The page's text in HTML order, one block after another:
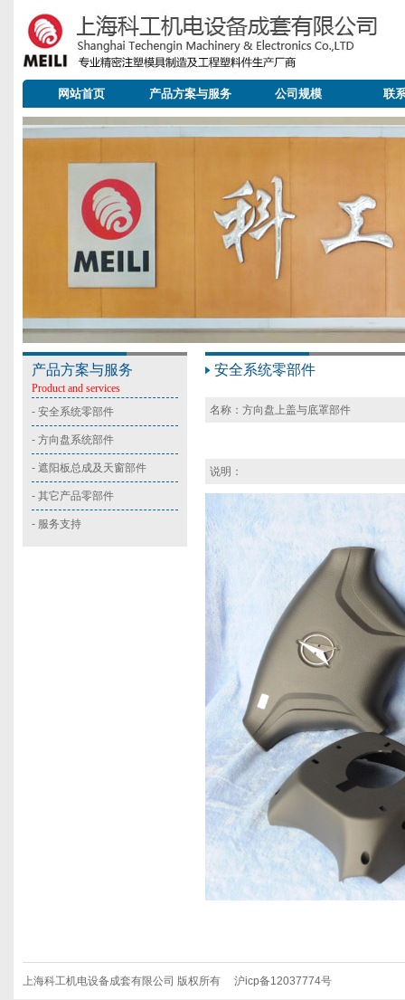
网站首页 产品方案与服务 公司规模 联
产品方案与服务
Product and services
- 安全系统零部件
- 方向盘系统部件
- 遮阳板总成及天窗部件
- 其它产品零部件
- 服务支持
安全系统零部件
名称：方向盘上盖与底罩部件
说明：
上海科工机电设备成套有限公司 版权所有 沪icp备12037774号